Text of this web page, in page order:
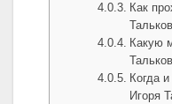
Как
Какую
Когда
Игоря